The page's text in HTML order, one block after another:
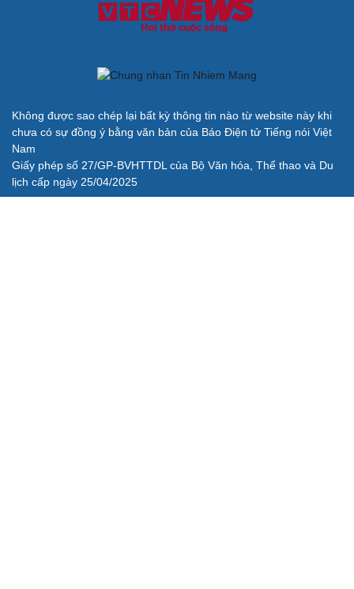
Không được sao chép lại bất kỳ thông tin nào từ website này khi
chưa có sự đồng ý bằng văn bản của Báo Điện tử Tiếng nói Việt
Nam
Giấy phép số 27/GP-BVHTTDL của Bộ Văn hóa, Thể thao và Du
lịch cấp ngày 25/04/2025